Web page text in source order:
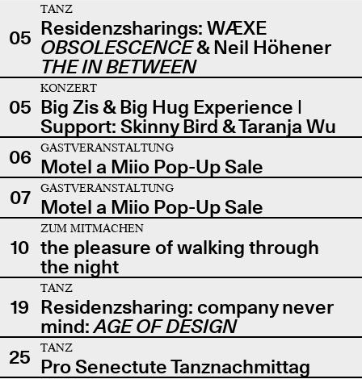
05
TANZ
Residenzsharings: WÆXE
OBSOLESCENCE& Neil Höhener
THE IN BETWEEN
05
KONZERT
Big Zis & Big Hug Experience |
Support: Skinny Bird & Taranja Wu
06
GASTVERANSTALTUNG
Motel a Miio Pop-Up Sale
07
GASTVERANSTALTUNG
Motel a Miio Pop-Up Sale
10
ZUM MITMACHEN
the pleasure of walking through
the night
19
TANZ
Residenzsharing: company never
mind:AGE OF DESIGN
25
TANZ
Pro Senectute Tanznachmittag